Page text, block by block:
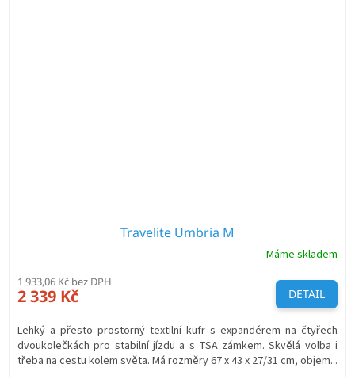
Travelite Umbria M
Máme skladem
1 933,06 Kč bez DPH
2 339 Kč DETAIL
Lehký a přesto prostorný textilní kufr s expandérem na čtyřech
dvoukolečkách pro stabilní jízdu a s TSA zámkem. Skvělá volba i
třeba na cestu kolem světa. Má rozměry 67 x 43 x 27/31 cm, objem...